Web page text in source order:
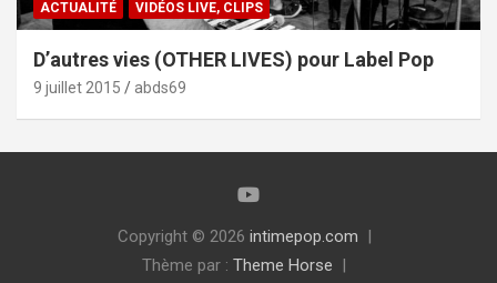
ACTUALITÉ VIDÉOS LIVE, CLIPS
D’autres vies (OTHER LIVES) pour Label Pop
9 juillet 2015 abds69
Copyright © 2026 intimepop.com
Thème par : Theme Horse